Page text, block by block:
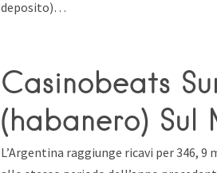
deposito)…
Casinobeats
(habanero)
L’Argentina raggiunge ricavi per 346,